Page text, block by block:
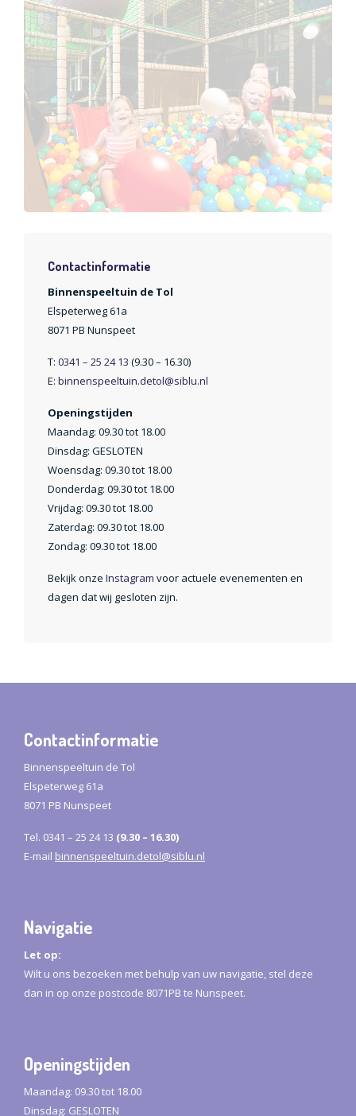
Contactinformatie
Binnenspeeltuin de Tol
Elspeterweg 61a
8071 PB Nunspeet
T: 0341 – 25 24 13 (9.30 – 16.30)
E: binnenspeeltuin.detol@siblu.nl
Openingstijden
Maandag: 09.30 tot 18.00
Dinsdag: GESLOTEN
Woensdag: 09.30 tot 18.00
Donderdag: 09.30 tot 18.00
Vrijdag: 09.30 tot 18.00
Zaterdag: 09.30 tot 18.00
Zondag: 09.30 tot 18.00
Bekijk onze Instagram voor actuele evenementen en
dagen dat wij gesloten zijn.
Contactinformatie
Binnenspeeltuin de Tol
Elspeterweg 61a
8071 PB Nunspeet
Tel. 0341 – 25 24 13 (9.30 – 16.30)
E-mail binnenspeeltuin.detol@siblu.nl
Navigatie
Let op:
Wilt u ons bezoeken met behulp van uw navigatie, stel deze
dan in op onze postcode 8071PB te Nunspeet.
Openingstijden
Maandag: 09.30 tot 18.00
Dinsdag: GESLOTEN